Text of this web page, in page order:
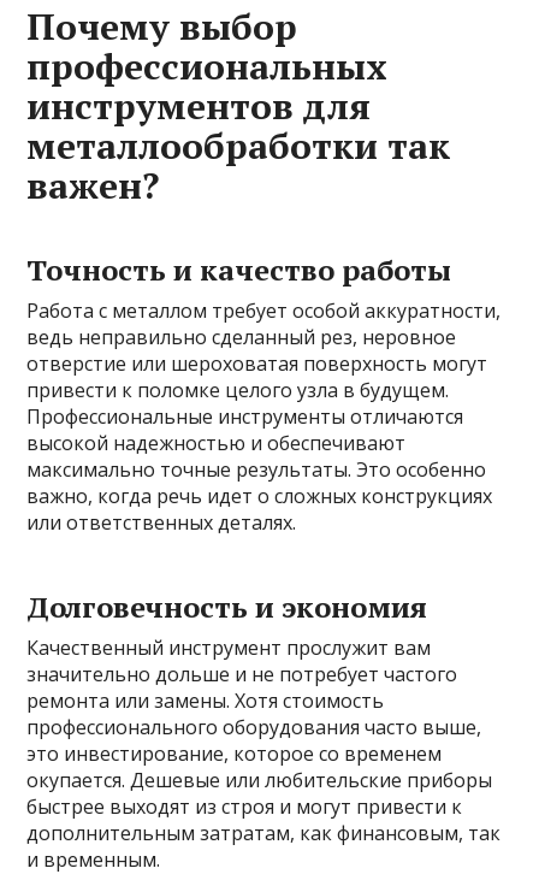
Почему выбор
профессиональных
инструментов для
металлообработки так
важен?
Точность и качество работы
Работа с металлом требует особой аккуратности,
ведь неправильно сделанный рез, неровное
отверстие или шероховатая поверхность могут
привести к поломке целого узла в будущем.
Профессиональные инструменты отличаются
высокой надежностью и обеспечивают
максимально точные результаты. Это особенно
важно, когда речь идет о сложных конструкциях
или ответственных деталях.
Долговечность и экономия
Качественный инструмент прослужит вам
значительно дольше и не потребует частого
ремонта или замены. Хотя стоимость
профессионального оборудования часто выше,
это инвестирование, которое со временем
окупается. Дешевые или любительские приборы
быстрее выходят из строя и могут привести к
дополнительным затратам, как финансовым, так
и временным.